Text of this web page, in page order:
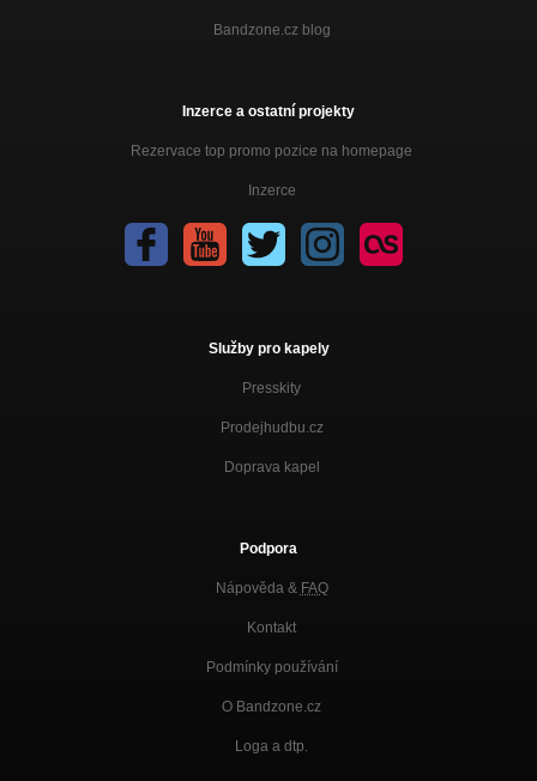
Bandzone.cz blog
Inzerce a ostatní projekty
Rezervace top promo pozice na homepage
Inzerce
Služby pro kapely
Presskity
Prodejhudbu.cz
Doprava kapel
Podpora
Nápověda & FAQ
Kontakt
Podmínky používání
O Bandzone.cz
Loga a dtp.